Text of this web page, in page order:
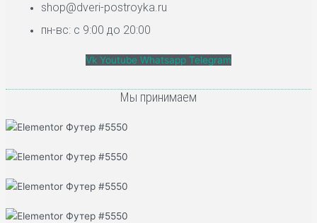
shop@dveri-postroyka.ru
пн-вс: с 9:00 до 20:00
Vk Youtube Whatsapp Telegram
Мы принимаем